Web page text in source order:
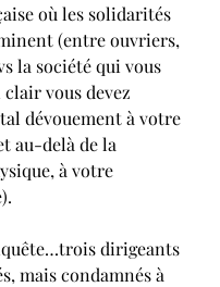
où les solidarités
(entre ouvriers,
la société qui vous
vous devez
dévouement à votre
au-delà de la
à votre
dirigeants
mais condamnés à